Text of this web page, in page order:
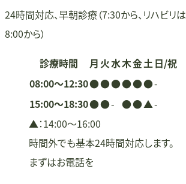
シ
24時間対応、早朝診療（7:30から、リハビリは
8:00から）
診療時間 月 火水木金土日/祝
08:00〜12:30●●●●●●-
15:00〜18:30●●- ●●▲-
▲：14:00〜16:00
時間外でも基本24時間対応します。
まずはお電話を